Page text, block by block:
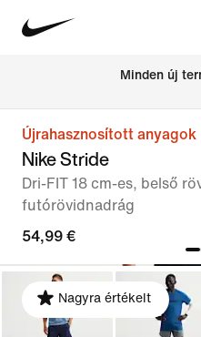
Minden új
Újrahasznosított anyagok
Nike Stride
Dri-FIT 18 cm-es, belső
futórövidnadrág
54,99 €
Nagyra értékelt